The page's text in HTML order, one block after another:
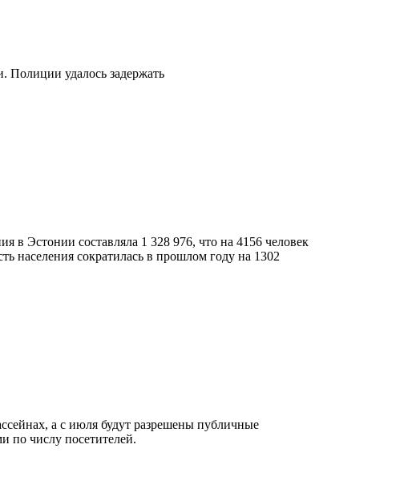
Полиции удалось задержать
в Эстонии составляла 1 328 976, что на 4156 человек
населения сократилась в прошлом году на 1302
а с июля будут разрешены публичные
по числу посетителей.